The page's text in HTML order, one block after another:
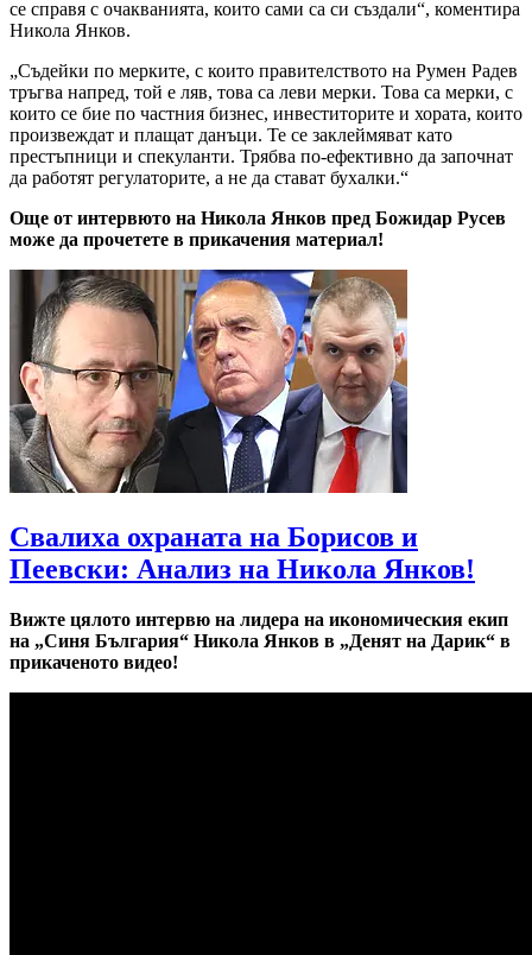
се справя с очакванията, които сами са си създали“, коментира
Никола Янков.
„Съдейки по мерките, с които правителството на Румен Радев
тръгва напред, той е ляв, това са леви мерки. Това са мерки, с
които се бие по частния бизнес, инвеститорите и хората, които
произвеждат и плащат данъци. Те се заклеймяват като
престъпници и спекуланти. Трябва по-ефективно да започнат
да работят регулаторите, а не да стават бухалки.“
Още от интервюто на Никола Янков пред Божидар Русев
може да прочетете в прикачения материал!
Свалиха охраната на Борисов и
Пеевски: Анализ на Никола Янков!
Вижте цялото интервю на лидера на икономическия екип
на „Синя България“ Никола Янков в „Денят на Дарик“ в
прикаченото видео!